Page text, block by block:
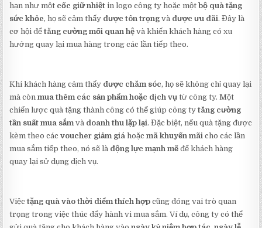
hạn như một cốc giữ nhiệt in logo công ty hoặc mộtbộ quà tặng
sức khỏe, họ sẽ cảm thấy được tôn trọng và được ưu đãi. Đây là
cơ hội đểtăng cường mối quan hệ và khiến khách hàng có xu
hướng quay lại mua hàng trong các lần tiếp theo.
Khi khách hàng cảm thấy được chăm sóc, họ sẽ không chỉ quay lại
mà cònmua thêm các sản phẩm hoặc dịch vụ từ công ty. Một
chiến lược quà tặng thành công có thể giúp công tytăng cường
tần suất mua sắm và doanh thu lặp lại. Đặc biệt, nếu quà tặng được
kèm theo cácvoucher giảm giá hoặcmã khuyến mãi cho các lần
mua sắm tiếp theo, nó sẽ là động lực mạnh mẽ để khách hàng
quay lại sử dụng dịch vụ.
Việctặng quà vào thời điểm thích hợp cũng đóng vai trò quan
trọng trong việc thúc đẩy hành vi mua sắm. Ví dụ, công ty có thể